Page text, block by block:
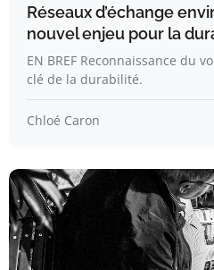
Réseaux d’échange
nouvel enjeu pour la
EN BREF Reconnaissance du
clé de la durabilité.
Chloé Caron